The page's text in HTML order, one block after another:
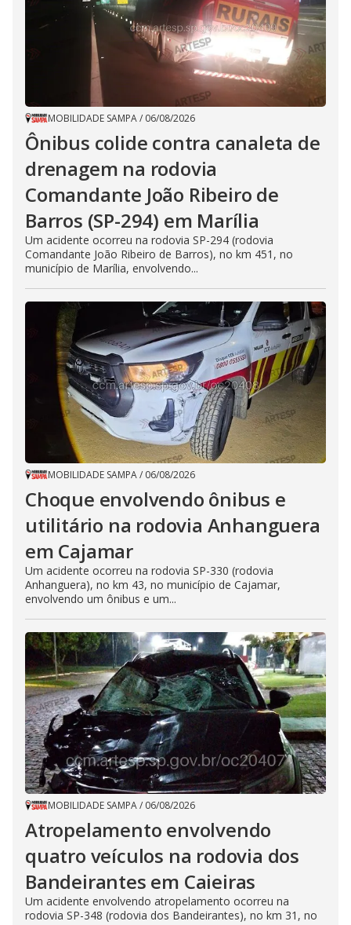
MOBILIDADE SAMPA/ 06/08/2026
Ônibus colide contra canaleta de
drenagem na rodovia
Comandante João Ribeiro de
Barros (SP-294) em Marília
Um acidente ocorreu na rodovia SP-294 (rodovia
Comandante João Ribeiro de Barros), no km 451, no
município de Marília, envolvendo...
MOBILIDADE SAMPA/ 06/08/2026
Choque envolvendo ônibus e
utilitário na rodovia Anhanguera
em Cajamar
Um acidente ocorreu na rodovia SP-330 (rodovia
Anhanguera), no km 43, no município de Cajamar,
envolvendo um ônibus e um...
MOBILIDADE SAMPA/ 06/08/2026
Atropelamento envolvendo
quatro veículos na rodovia dos
Bandeirantes em Caieiras
Um acidente envolvendo atropelamento ocorreu na
rodovia SP-348 (rodovia dos Bandeirantes), no km 31, no